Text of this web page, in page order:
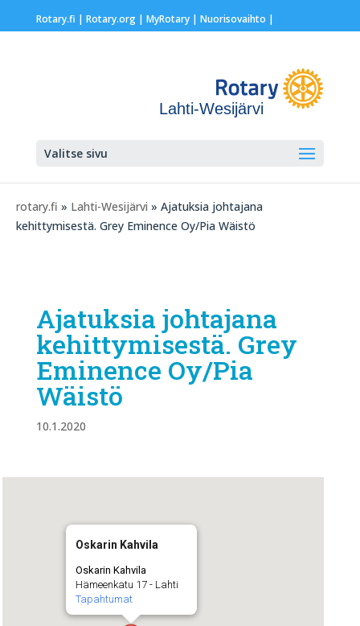
Rotary.fi | Rotary.org| MyRotary | Nuorisovaihto |
Lahti-Wesijärvi
Valitse sivu
rotary.fi » Lahti-Wesijärvi » Ajatuksia johtajana
kehittymisestä. Grey Eminence Oy/Pia Wäistö
Ajatuksia johtajana
kehittymisestä. Grey
Eminence Oy/Pia
Wäistö
10.1.2020
Oskarin Kahvila
Oskarin Kahvila
Hämeenkatu 17 - Lahti
Tapahtumat